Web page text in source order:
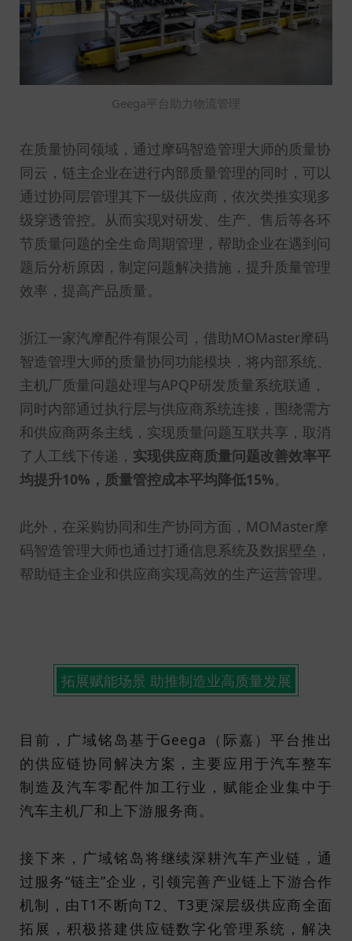
Geega平台助力物流管理
在质量协同领域，通过摩码智造管理大师的质量协
同云，链主企业在进行内部质量管理的同时，可以
通过协同层管理其下一级供应商，依次类推实现多
级穿透管控。从而实现对研发、生产、售后等各环
节质量问题的全生命周期管理，帮助企业在遇到问
题后分析原因，制定问题解决措施，提升质量管理
效率，提高产品质量。
浙江一家汽摩配件有限公司，借助MOMaster摩码
智造管理大师的质量协同功能模块，将内部系统、
主机厂质量问题处理与APQP研发质量系统联通，
同时内部通过执行层与供应商系统连接，围绕需方
和供应商两条主线，实现质量问题互联共享，取消
了人工线下传递， 实现供应商质量问题改善效率平
均提升10%，质量管控成本平均降低15%。
此外，在采购协同和生产协同方面，MOMaster摩
码智造管理大师也通过打通信息系统及数据壁垒，
帮助链主企业和供应商实现高效的生产运营管理。
拓展赋能场景 助推制造业高质量发展
目前，广域铭岛基于Geega（际嘉）平台推出
的供应链协同解决方案，主要应用于汽车整车
制造及汽车零配件加工行业，赋能企业集中于
汽车主机厂和上下游服务商。
接下来，广域铭岛将继续深耕汽车产业链，通
过服务“链主”企业，引领完善产业链上下游合作
机制，由T1不断向T2、T3更深层级供应商全面
拓展，积极搭建供应链数字化管理系统，解决